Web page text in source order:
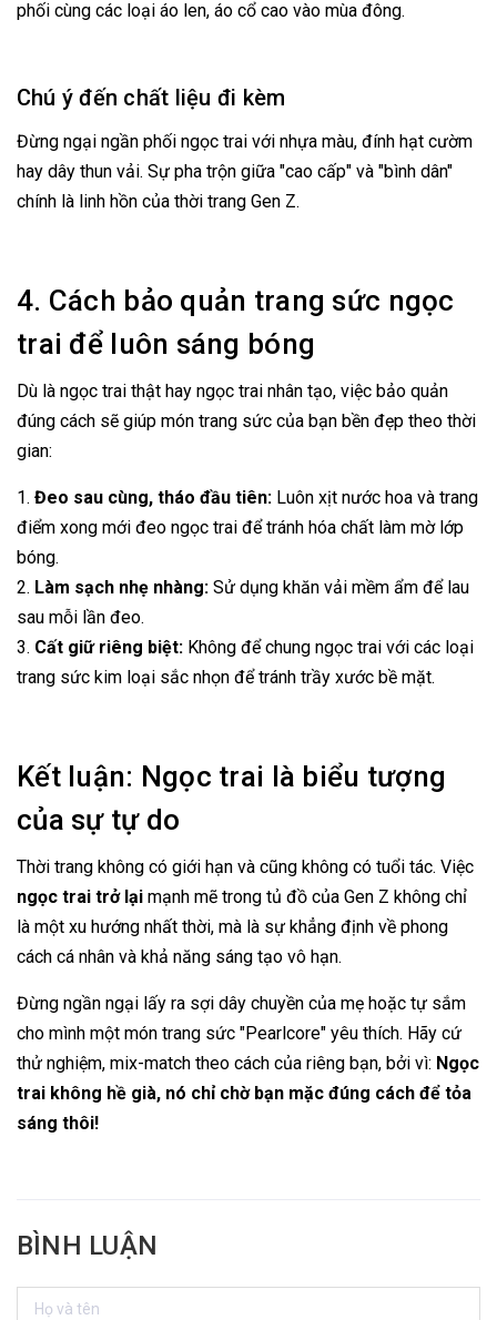
phối cùng các loại áo len, áo cổ cao vào mùa đông.
Chú ý đến chất liệu đi kèm
Đừng ngại ngần phối ngọc trai với nhựa màu, đính hạt cườm
hay dây thun vải. Sự pha trộn giữa "cao cấp" và "bình dân"
chính là linh hồn của thời trang Gen Z.
4. Cách bảo quản trang sức ngọc
trai để luôn sáng bóng
Dù là ngọc trai thật hay ngọc trai nhân tạo, việc bảo quản
đúng cách sẽ giúp món trang sức của bạn bền đẹp theo thời
gian:
1. Đeo sau cùng, tháo đầu tiên: Luôn xịt nước hoa và trang
điểm xong mới đeo ngọc trai để tránh hóa chất làm mờ lớp
bóng.
2. Làm sạch nhẹ nhàng: Sử dụng khăn vải mềm ẩm để lau
sau mỗi lần đeo.
3. Cất giữ riêng biệt: Không để chung ngọc trai với các loại
trang sức kim loại sắc nhọn để tránh trầy xước bề mặt.
Kết luận: Ngọc trai là biểu tượng
của sự tự do
Thời trang không có giới hạn và cũng không có tuổi tác. Việc
ngọc trai trở lại mạnh mẽ trong tủ đồ của Gen Z không chỉ
là một xu hướng nhất thời, mà là sự khẳng định về phong
cách cá nhân và khả năng sáng tạo vô hạn.
Đừng ngần ngại lấy ra sợi dây chuyền của mẹ hoặc tự sắm
cho mình một món trang sức "Pearlcore" yêu thích. Hãy cứ
thử nghiệm, mix-match theo cách của riêng bạn, bởi vì: Ngọc
trai không hề già, nó chỉ chờ bạn mặc đúng cách để tỏa
sáng thôi!
BÌNH LUẬN